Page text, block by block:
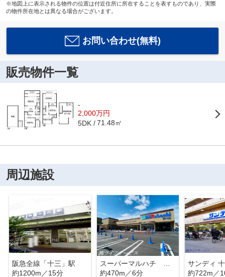
※地図上に表示される物件の位置は付近住所に所在することを表すものであり、実際
の物件所在地とは異なる場合がございます。
お問い合わせ(無料)
販売物件一覧
-
2,000万円
5DK 71.48㎡
周辺施設
阪急全線「十三」駅
約1200m／15分
約470m／6分
サンディ
約722m／